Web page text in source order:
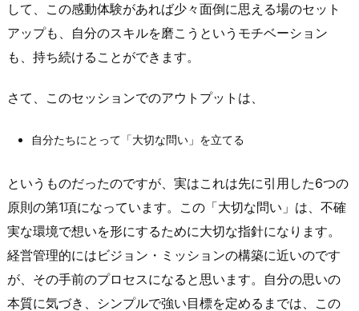
して、この感動体験があれば少々面倒に思える場のセット
アップも、自分のスキルを磨こうというモチベーション
も、持ち続けることができます。
さて、このセッションでのアウトプットは、
自分たちにとって「大切な問い」を立てる
というものだったのですが、実はこれは先に引用した6つの
原則の第1項になっています。この「大切な問い」は、不確
実な環境で想いを形にするために大切な指針になります。
経営管理的にはビジョン・ミッションの構築に近いのです
が、その手前のプロセスになると思います。自分の思いの
本質に気づき、シンプルで強い目標を定めるまでは、この